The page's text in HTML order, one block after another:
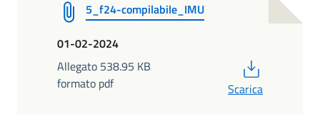
5_f24-compilabile_IMU
01-02-2024
Allegato 538.95 KB
formato pdf
Scarica